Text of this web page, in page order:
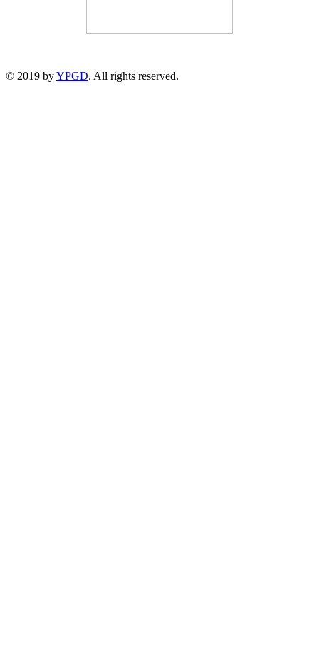
© 2019 byYPGD. All rights reserved.